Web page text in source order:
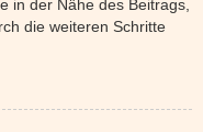
in der Nähe des Beitrags,
die weiteren Schritte